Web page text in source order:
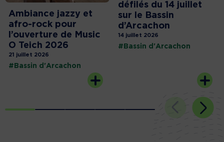
Ambiance jazzy et
afro-rock pour
l’ouverture de Music
O Teich 2026
21 juillet 2026
#Bassin d'Arcachon
défilés du 14 juillet
sur le Bassin
d’Arcachon
14 juillet 2026
#Bassin d'Arcachon